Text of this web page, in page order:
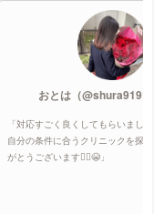
おとは（
「対応すごく良くしてもらいまし
自分の条件に合うクリニックを探
がとうございます🙇‍♀️😭」